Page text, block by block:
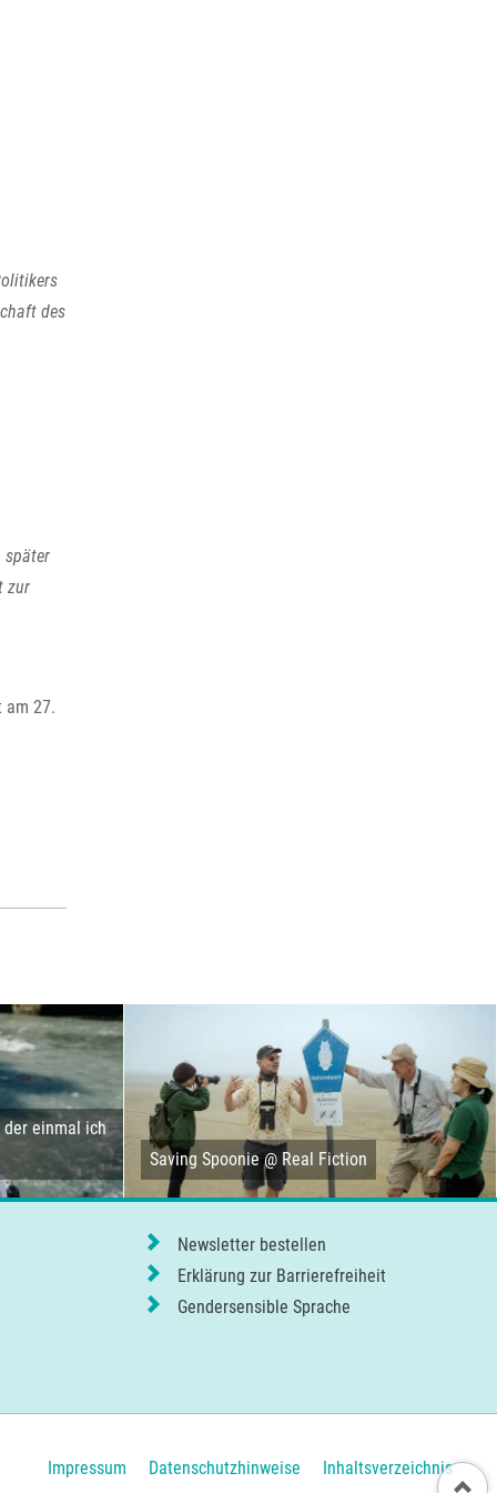
des
später
zur
am 27.
einmal ich
Saving Spoonie @ Real Fiction
Newsletter bestellen
Erklärung zur Barrierefreiheit
Gendersensible Sprache
Navigation
Impressum Datenschutzhinweise InhaltsverzeichnisNach